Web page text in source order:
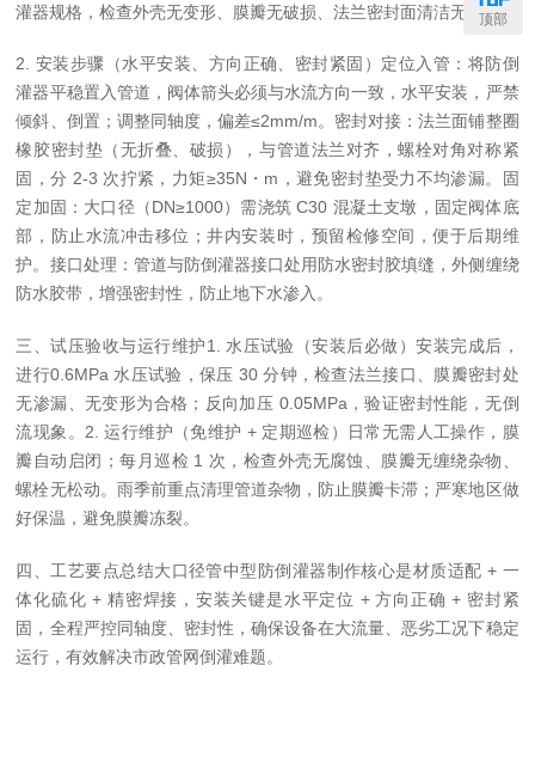
灌器规格，检查外壳无变形、膜瓣无破损、法兰密封面清洁无划痕。
2. 安装步骤（水平安装、方向正确、密封紧固）定位入管：将防倒
灌器平稳置入管道，阀体箭头必须与水流方向一致，水平安装，严禁
倾斜、倒置；调整同轴度，偏差≤2mm/m。密封对接：法兰面铺整圈
橡胶密封垫（无折叠、破损），与管道法兰对齐，螺栓对角对称紧
固，分 2-3 次拧紧，力矩≥35N・m，避免密封垫受力不均渗漏。固
定加固：大口径（DN≥1000）需浇筑 C30 混凝土支墩，固定阀体底
部，防止水流冲击移位；井内安装时，预留检修空间，便于后期维
护。接口处理：管道与防倒灌器接口处用防水密封胶填缝，外侧缠绕
防水胶带，增强密封性，防止地下水渗入。
三、试压验收与运行维护1. 水压试验（安装后必做）安装完成后，
进行0.6MPa 水压试验，保压 30 分钟，检查法兰接口、膜瓣密封处
无渗漏、无变形为合格；反向加压 0.05MPa，验证密封性能，无倒
流现象。2. 运行维护（免维护 + 定期巡检）日常无需人工操作，膜
瓣自动启闭；每月巡检 1 次，检查外壳无腐蚀、膜瓣无缠绕杂物、
螺栓无松动。雨季前重点清理管道杂物，防止膜瓣卡滞；严寒地区做
好保温，避免膜瓣冻裂。
四、工艺要点总结大口径管中型防倒灌器制作核心是材质适配 + 一
体化硫化 + 精密焊接，安装关键是水平定位 + 方向正确 + 密封紧
固，全程严控同轴度、密封性，确保设备在大流量、恶劣工况下稳定
运行，有效解决市政管网倒灌难题。
顶部